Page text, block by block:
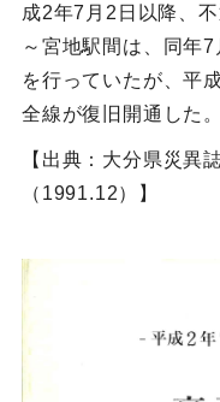
成2年7月2日以降、
～宮地駅間は、同年
を行っていたが、平
全線が復旧開通した。
【出典：大分県災異
（1991.12）】